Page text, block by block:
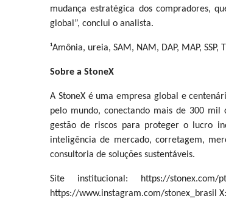
mudança estratégica dos compradores,
global”, conclui o analista.
¹Amônia, ureia, SAM, NAM, DAP, MAP, SSP,
Sobre a StoneX
A StoneX é uma empresa global e
pelo mundo, conectando mais de 300 mil
gestão de riscos para proteger o lucro
inteligência de mercado, corretagem,
consultoria de soluções sustentáveis.
Site institucional: https://stonex.com/
https://www.instagram.com/stonex_brasil